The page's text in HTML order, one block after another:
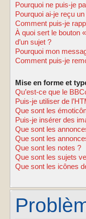
Pourquoi ne puis-je
Pourquoi ai-je reçu
Comment puis-je
À quoi sert le bouton
d’un sujet ?
Pourquoi mon
Comment puis-je
Mise en forme et
Qu’est-ce que le
Puis-je utiliser de
Que sont les
Puis-je insérer des
Que sont les
Que sont les
Que sont les notes ?
Que sont les sujets
Que sont les icônes